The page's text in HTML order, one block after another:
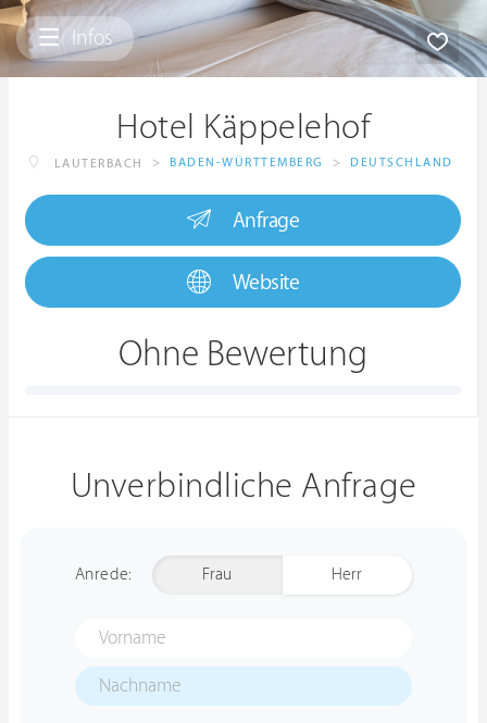
Infos
Hotel Käppelehof
LAUTERBACH > BADEN-WÜRTTEMBERG > DEUTSCHLAND
Anfrage
Website
Ohne Bewertung
Unverbindliche Anfrage
Anrede: Frau Herr